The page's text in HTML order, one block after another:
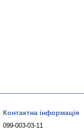
Контактна інформація
099-003-03-11